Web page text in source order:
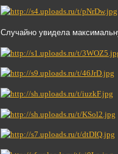
Случайно увидела